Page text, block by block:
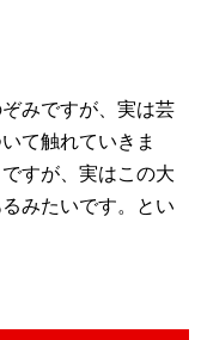
みですが、実は芸
て触れていきま
すが、実はこの大
みたいです。とい